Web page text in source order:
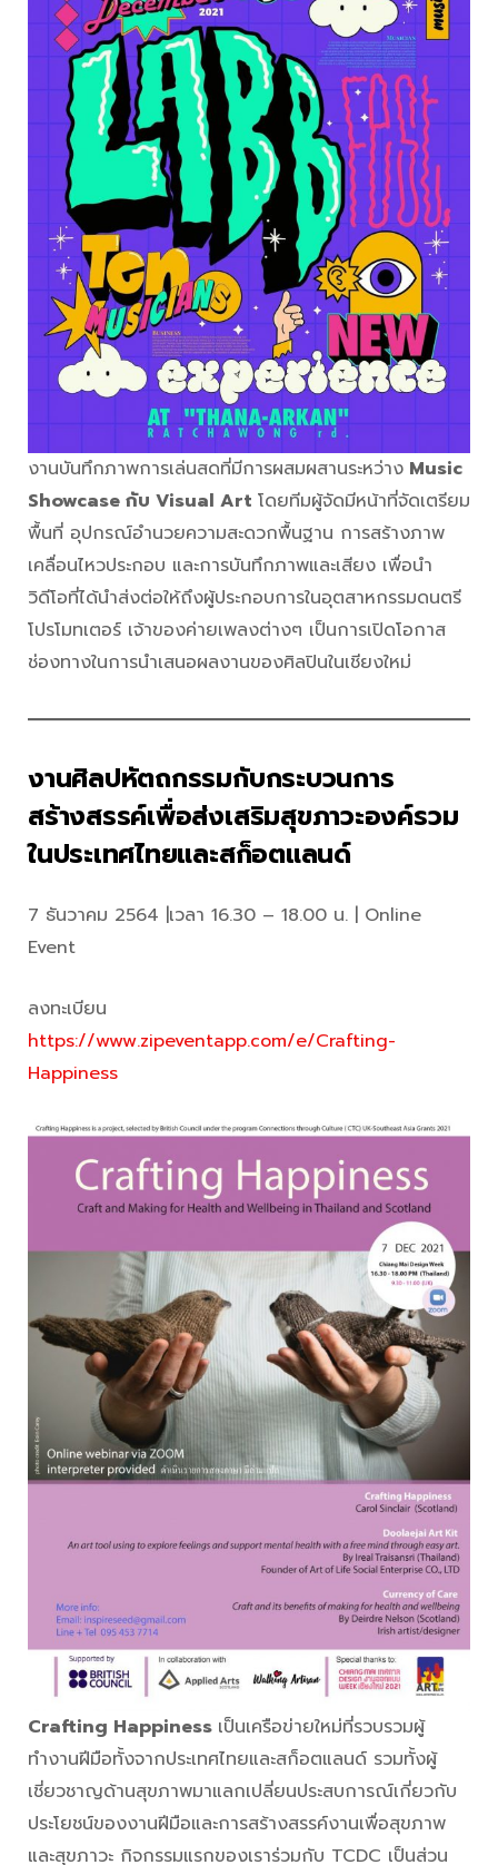
งานบันทึกภาพการเล่นสดที่มีการผสมผสานระหว่าง Music
Showcase กับ Visual Art โดยทีมผู้จัดมีหน้าที่จัดเตรียม
พื้นที่ อุปกรณ์อำนวยความสะดวกพื้นฐาน การสร้างภาพ
เคลื่อนไหวประกอบ และการบันทึกภาพและเสียง เพื่อนำ
วิดีโอที่ได้นำส่งต่อให้ถึงผู้ประกอบการในอุตสาหกรรมดนตรี
โปรโมทเตอร์ เจ้าของค่ายเพลงต่างๆ เป็นการเปิดโอกาส
ช่องทางในการนำเสนอผลงานของศิลปินในเชียงใหม่
งานศิลปหัตถกรรมกับกระบวนการ
สร้างสรรค์เพื่อส่งเสริมสุขภาวะองค์รวม
ในประเทศไทยและสก็อตแลนด์
7 ธันวาคม 2564 |เวลา 16.30 – 18.00 น. | Online
Event
ลงทะเบียน
https://www.zipeventapp.com/e/Crafting-
Happiness
Crafting Happiness เป็นเครือข่ายใหม่ที่รวบรวมผู้
ทำงานฝีมือทั้งจากประเทศไทยและสก็อตแลนด์ รวมทั้งผู้
เชี่ยวชาญด้านสุขภาพมาแลกเปลี่ยนประสบการณ์เกี่ยวกับ
ประโยชน์ของงานฝีมือและการสร้างสรรค์งานเพื่อสุขภาพ
และสุขภาวะ กิจกรรมแรกของเราร่วมกับ TCDC เป็นส่วน